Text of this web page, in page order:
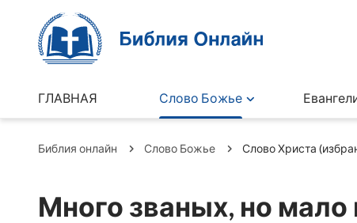
ГЛАВНАЯ Слово Божье
Библия онлайн Слово Божье Слово Христа
Много званых, но